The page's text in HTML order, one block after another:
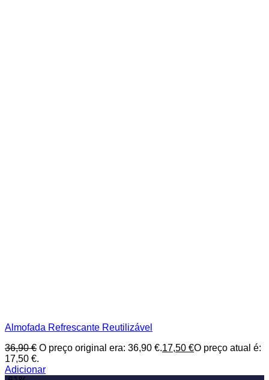
Almofada Refrescante Reutilizável
36,90€ O preço original era: 36,90 €.17,50 €O preço atual é:
17,50 €.
Adicionar